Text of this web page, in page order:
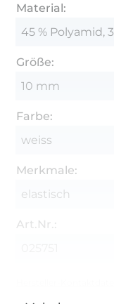
Material:
45 % Polyamid,
Größe:
10 mm
Farbe:
weiss
Merkmale:
elastisch
Art.Nr.: